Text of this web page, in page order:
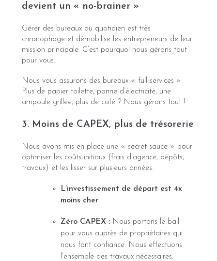
devient un « no-brainer »
Gérer des bureaux au quotidien est très
chronophage et démobilise les entrepreneurs de leur
mission principale. C’est pourquoi nous gérons tout
pour vous.
Nous vous assurons des bureaux « full services ».
Plus de papier toilette, panne d’électricité, une
ampoule grillée, plus de café ? Nous gérons tout !
3. Moins de CAPEX, plus de trésorerie
Nous avons mis en place une « secret sauce » pour
optimiser les coûts initiaux (frais d’agence, dépôts,
travaux) et les lisser sur plusieurs années.
L’investissement de départ est 4x
moins cher.
Zéro CAPEX : Nous portons le bail
pour vous auprès de propriétaires qui
nous font confiance. Nous effectuons
l’ensemble des travaux nécessaires.